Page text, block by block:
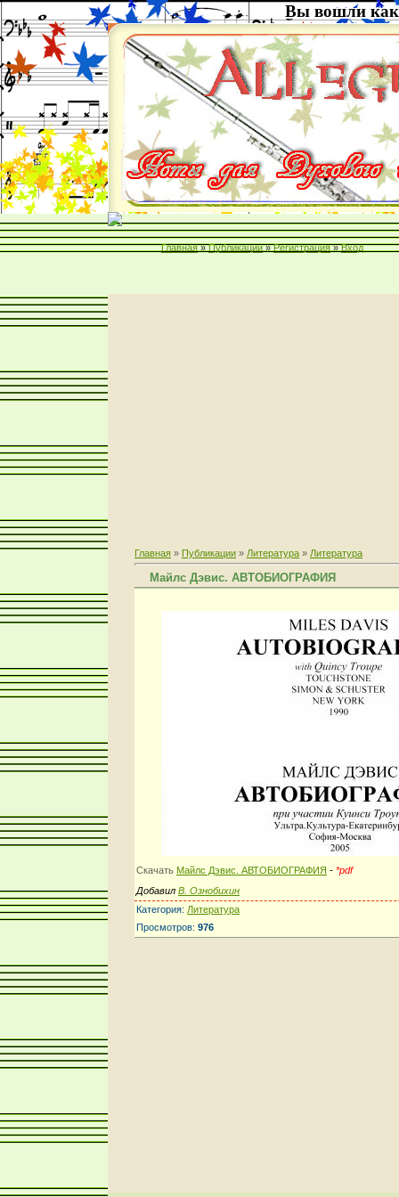
Вы вошли как
Главная » Публикации » Регистрация » Вход
Главная » Публикации » Литература » Литература
Майлс Дэвис. АВТОБИОГРАФИЯ
Скачать Майлс Дэвис. АВТОБИОГРАФИЯ - *pdf
Добавил В. Ознобихин
Категория: Литература
Просмотров: 976